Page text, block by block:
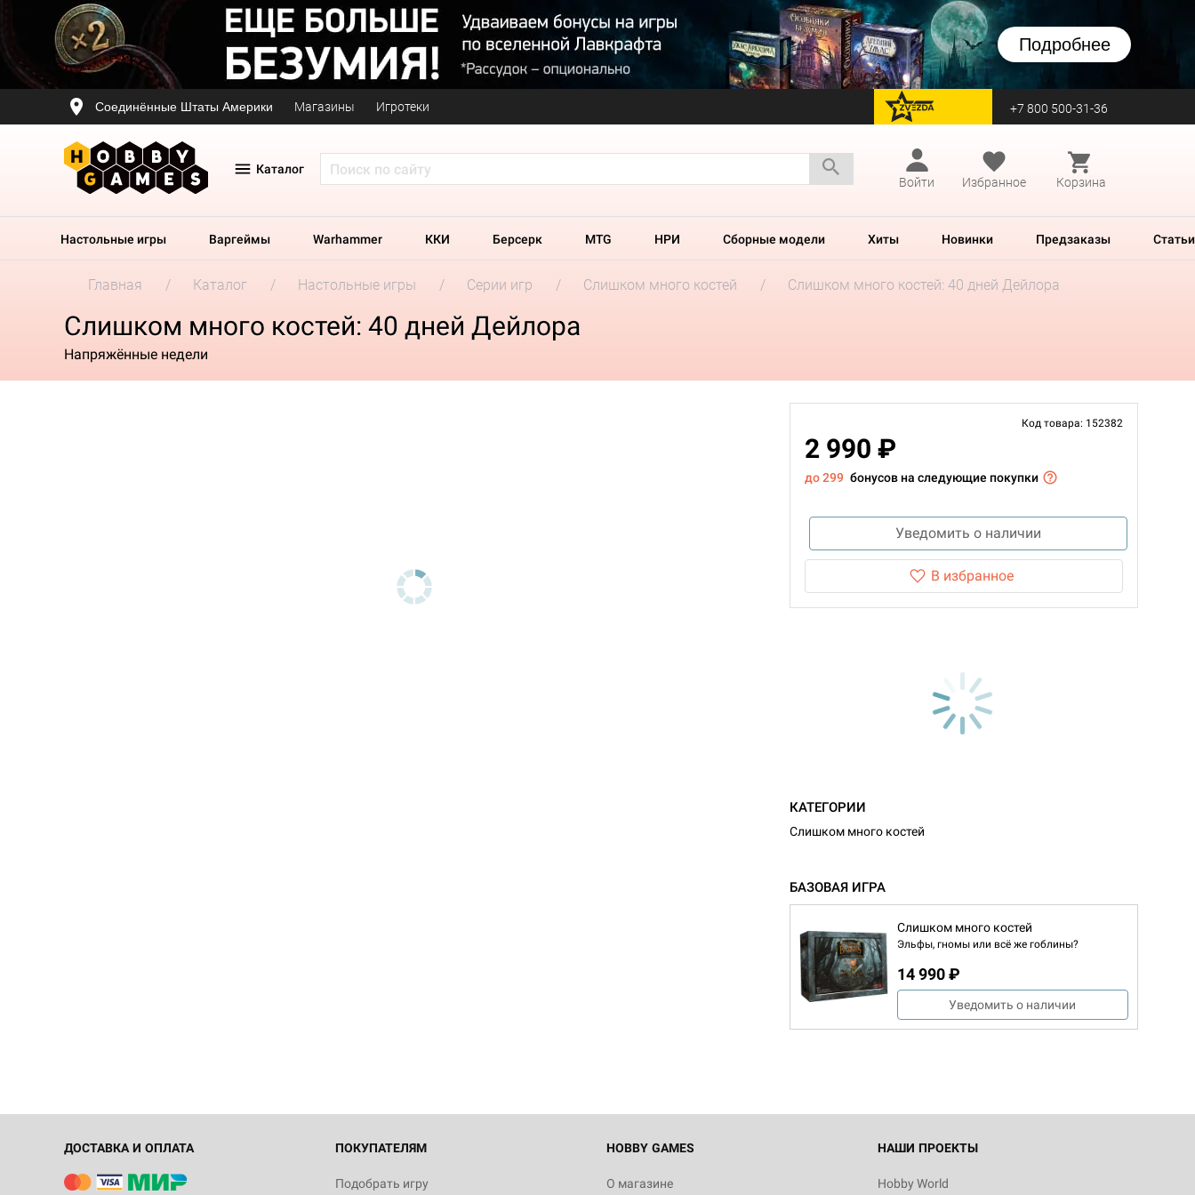
Подробнее
Соединённые Штаты Америки Магазины Игротеки перейти на Zvezda +7 800 500-31-36
Каталог
Войти
Избранное Корзина
Настольные игры Варгеймы Warhammer ККИ Берсерк MTG НРИ Сборные модели Хиты Новинки Предзаказы Статьи
Главная Каталог Настольные игры Серии игр Слишком много костей Слишком много костей: 40 дней Дейлора
Слишком много костей: 40 дней Дейлора
Напряжённые недели
Код товара: 152382
2 990 ₽
до 299 бонусов на следующие покупки
Уведомить о наличии
В избранное
КАТЕГОРИИ
Слишком много костей
БАЗОВАЯ ИГРА
Слишком много костей
Эльфы, гномы или всё же гоблины?
14 990 ₽
Уведомить о наличии
ДОСТАВКА И ОПЛАТА ПОКУПАТЕЛЯМ
Подобрать игру
HOBBY GAMES
О магазине
НАШИ ПРОЕКТЫ
Hobby World